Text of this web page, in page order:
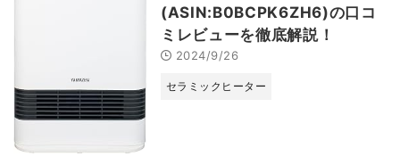
(ASIN:B0BCPK6ZH6)の口コ
ミレビューを徹底解説！
2024/9/26
セラミックヒーター